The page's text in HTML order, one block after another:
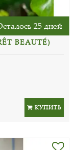
25 дней
BEAUTÉ)
КУПИТЬ